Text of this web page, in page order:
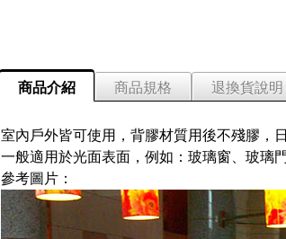
商品介紹 商品規格 退換貨說明
室內戶外皆可使用，背膠材質用後不殘膠，
一般適用於光面表面，例如：玻璃窗
玻璃門
參考圖片：